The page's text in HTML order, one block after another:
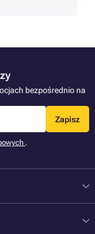
bezpośrednio na
Zapisz
.